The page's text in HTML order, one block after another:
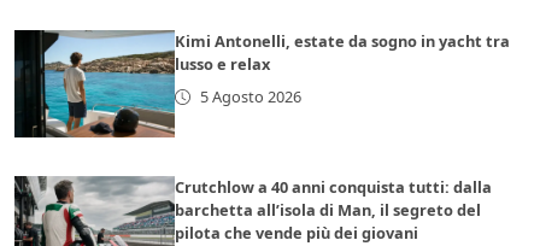
Kimi Antonelli, estate da sogno in yacht tra
lusso e relax
5 Agosto 2026
Crutchlow a 40 anni conquista tutti: dalla
barchetta all’isola di Man, il segreto del
pilota che vende più dei giovani